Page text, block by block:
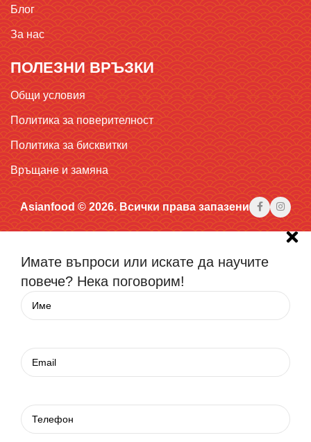
Блог
За нас
ПОЛЕЗНИ ВРЪЗКИ
Общи условия
Политика за поверителност
Политика за бисквитки
Връщане и замяна
Asianfood © 2026. Всички права запазени
Имате въпроси или искате да научите
повече? Нека поговорим!